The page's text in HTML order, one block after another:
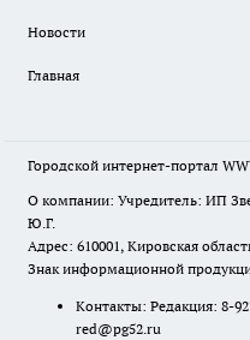
Новости
Главная
Городской интернет-портал
О компании: Учредитель: ИП
Ю.Г.
Адрес: 610001, Кировская
Знак информационной
Контакты: Редакция: 8-
red@pg52.ru